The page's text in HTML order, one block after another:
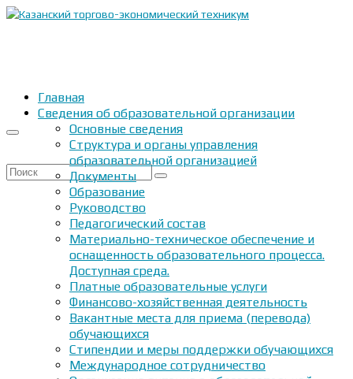
Искать:
Главная
Сведения об образовательной организации
Основные сведения
Структура и органы управления
образовательной организацией
Документы
Образование
Руководство
Педагогический состав
Материально-техническое обеспечение и
оснащенность образовательного процесса.
Доступная среда.
Платные образовательные услуги
Финансово-хозяйственная деятельность
Вакантные места для приема (перевода)
обучающихся
Стипендии и меры поддержки обучающихся
Международное сотрудничество